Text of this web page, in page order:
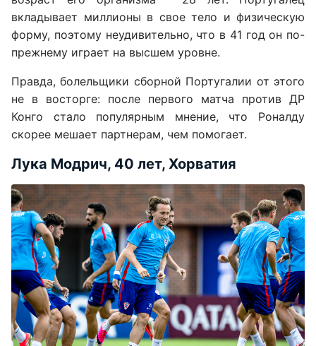
вкладывает миллионы в свое тело и физическую
форму, поэтому неудивительно, что в 41 год он по-
прежнему играет на высшем уровне.
Правда, болельщики сборной Португалии от этого
не в восторге: после первого матча против ДР
Конго стало популярным мнение, что Роналду
скорее мешает партнерам, чем помогает.
Лука Модрич, 40 лет, Хорватия